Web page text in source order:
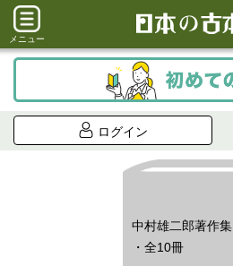
メニュー
ログイン
中村雄二郎著作集
・全10冊